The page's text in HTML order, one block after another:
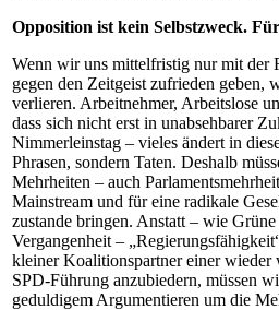
Opposition ist kein Selbstzweck.
Wenn wir uns mittelfristig nur mit der
gegen den Zeitgeist zufrieden geben,
verlieren. Arbeitnehmer, Arbeitslose
dass sich nicht erst in unabsehbarer
Nimmerleinstag – vieles ändert in
Phrasen, sondern Taten. Deshalb
Mehrheiten – auch
Mainstream und für eine radikale
zustande bringen. Anstatt – wie
Vergangenheit –
kleiner Koalitionspartner einer wieder
SPD-Führung anzubiedern, müssen
geduldigem Argumentieren um die